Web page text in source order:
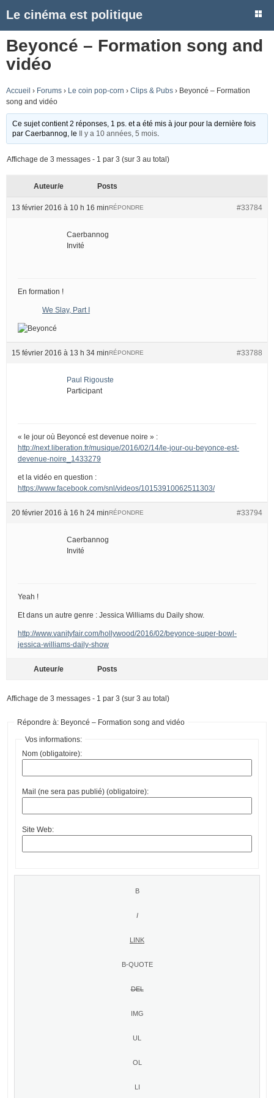
Le cinéma est politique
Beyoncé – Formation song and
vidéo
Accueil › Forums › Le coin pop-corn › Clips & Pubs › Beyoncé – Formation
song and vidéo
Ce sujet contient 2 réponses, 1 ps. et a été mis à jour pour la dernière fois
parCaerbannog , le Il y a 10 années, 5 mois
Affichage de 3 messages - 1 par 3 (sur 3 au total)
Auteur/e Posts
13 février 2016 à 10 h 16 min #33784
RÉPONDRE
Caerbannog
Invité
En formation !
We Slay, Part I
15 février 2016 à 13 h 34 min #33788
RÉPONDRE
Paul Rigouste
Participant
« le jour où Beyoncé est devenue noire » :
http://next.liberation.fr/musique/2016/02/14/le-jour-ou-beyonce-est-
devenue-noire_1433279
et la vidéo en question :
https://www.facebook.com/snl/videos/10153910062511303/
20 février 2016 à 16 h 24 min #33794
RÉPONDRE
Caerbannog
Invité
Yeah !
Et dans un autre genre : Jessica Williams du Daily show.
http://www.vanityfair.com/hollywood/2016/02/beyonce-super-bowl-
jessica-williams-daily-show
Auteur/e Posts
Affichage de 3 messages - 1 par 3 (sur 3 au total)
Répondre à: Beyoncé – Formation song and vidéo
Vos informations:
Nom (obligatoire):
Mail (ne sera pas publié) (obligatoire):
Site Web: